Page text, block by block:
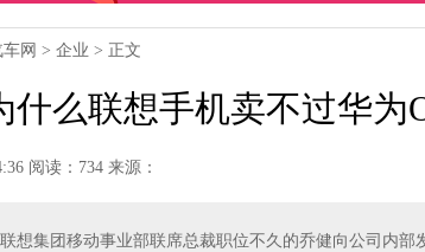
网 > 企业 > 正文
什么联想手机卖不过华为
阅读：734 来源：
想集团移动事业部联席总裁职位不久的乔健向公司内部